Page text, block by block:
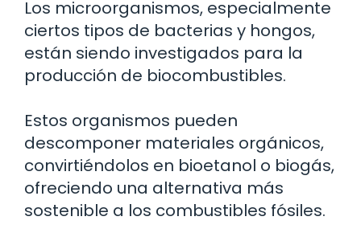
Los microorganismos, especialmente
ciertos tipos de bacterias y hongos,
están siendo investigados para la
producción de biocombustibles.
Estos organismos pueden
descomponer materiales orgánicos,
convirtiéndolos en bioetanol o biogás,
ofreciendo una alternativa más
sostenible a los combustibles fósiles.